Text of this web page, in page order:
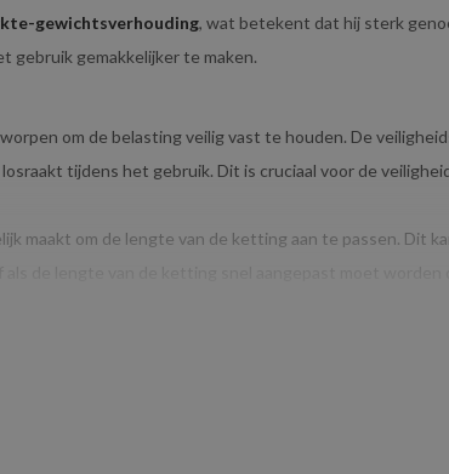
gewichtsverhouding, wat betekent dat hij sterk
gebruik gemakkelijker te maken.
om de belasting veilig vast te houden. De
tijdens het gebruik. Dit is cruciaal voor de
maakt om de lengte van de ketting aan te passen. Dit